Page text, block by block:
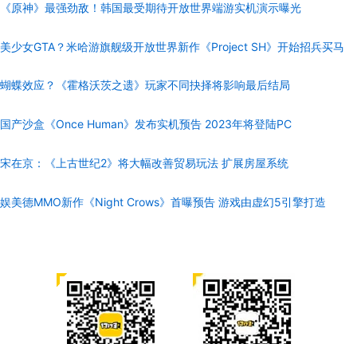
《原神》最强劲敌！韩国最受期待开放世界端游实机演示曝光
美少女GTA？米哈游旗舰级开放世界新作《Project SH》开始招兵买马
蝴蝶效应？《霍格沃茨之遗》玩家不同抉择将影响最后结局
国产沙盒《Once Human》发布实机预告 2023年将登陆PC
宋在京：《上古世纪2》将大幅改善贸易玩法 扩展房屋系统
娱美德MMO新作《Night Crows》首曝预告 游戏由虚幻5引擎打造